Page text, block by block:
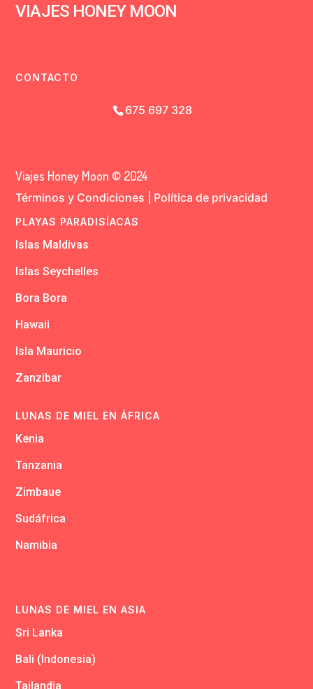
VIAJES HONEY MOON
CONTACTO
675 697 328
Viajes Honey Moon © 2024
Términos y Condiciones Política de privacidad
PLAYAS PARADISÍACAS
Islas Maldivas
Islas Seychelles
Bora Bora
Hawaii
Isla Mauricio
Zanzibar
LUNAS DE MIEL EN ÁFRICA
Kenia
Tanzania
Zimbaue
Sudáfrica
Namibia
LUNAS DE MIEL EN ASIA
Sri Lanka
Bali (Indonesia)
Tailandia